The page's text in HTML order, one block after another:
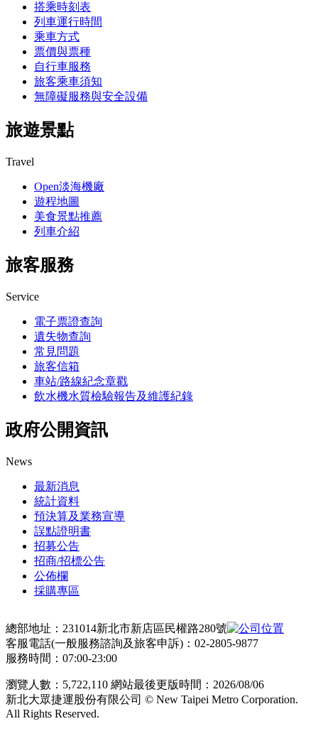
搭乘時刻表
列車運行時間
乘車方式
票價與票種
自行車服務
旅客乘車須知
無障礙服務與安全設備
旅遊景點
Travel
Open淡海機廠
遊程地圖
美食景點推薦
列車介紹
旅客服務
Service
電子票證查詢
遺失物查詢
常見問題
旅客信箱
車站/路線紀念章戳
飲水機水質檢驗報告及維護紀錄
政府公開資訊
News
最新消息
統計資料
預決算及業務宣導
誤點證明書
招募公告
招商/招標公告
公佈欄
採購專區
總部地址：231014新北市新店區民權路280號
客服電話(一般服務諮詢及旅客申訴)：02-2805-9877
服務時間：07:00-23:00
瀏覽人數： 5,722,110 網站最後更版時間： 2026/08/06
新北大眾捷運股份有限公司 © New Taipei Metro Corporation.
All Rights Reserved.